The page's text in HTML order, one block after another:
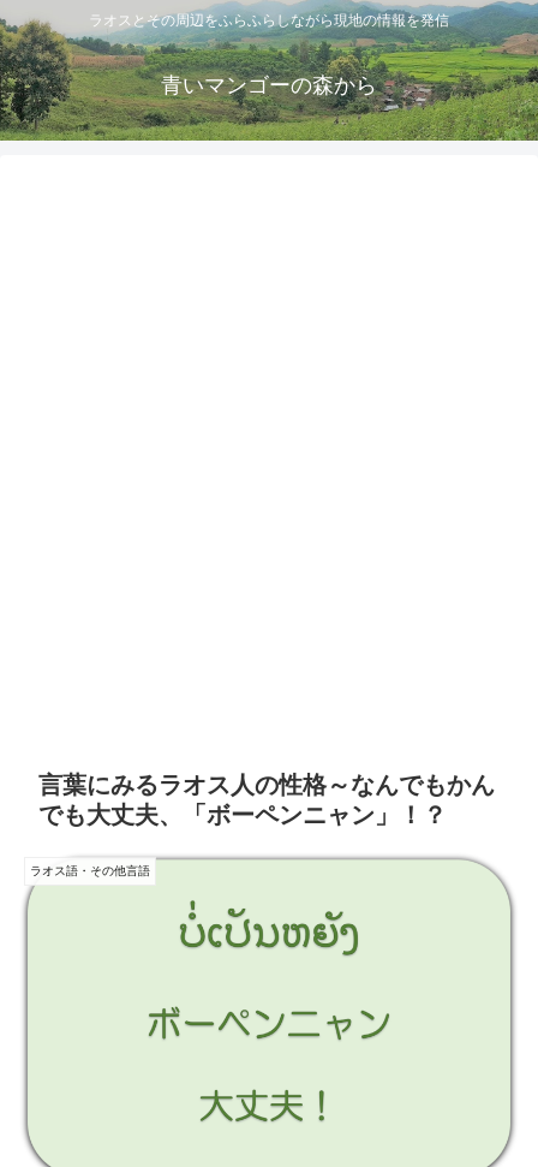
ラオスとその周辺をふらふらしながら現地の情報を発信
青いマンゴーの森から
言葉にみるラオス人の性格～なんでもかん
でも大丈夫、「ボーペンニャン」！？
ラオス語・その他言語